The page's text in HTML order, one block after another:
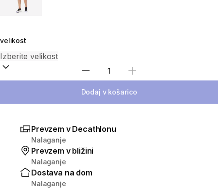
velikost
Izberite količino
Dodaj v košarico
Prevzem v Decathlonu
Nalaganje
Prevzem v bližini
Nalaganje
Dostava na dom
Nalaganje